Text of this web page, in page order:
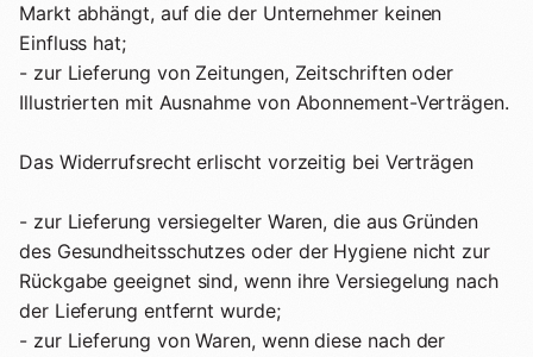
Markt abhängt, auf die der Unternehmer keinen
Einfluss hat;
- zur Lieferung von Zeitungen, Zeitschriften oder
Illustrierten mit Ausnahme von Abonnement-Verträgen.
Das Widerrufsrecht erlischt vorzeitig bei Verträgen
- zur Lieferung versiegelter Waren, die aus Gründen
des Gesundheitsschutzes oder der Hygiene nicht zur
Rückgabe geeignet sind, wenn ihre Versiegelung nach
der Lieferung entfernt wurde;
- zur Lieferung von Waren, wenn diese nach der